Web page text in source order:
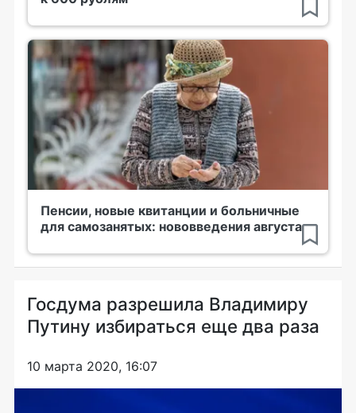
Пенсии, новые квитанции и больничные
для самозанятых: нововведения августа
Госдума разрешила Владимиру
Путину избираться еще два раза
10 марта 2020, 16:07